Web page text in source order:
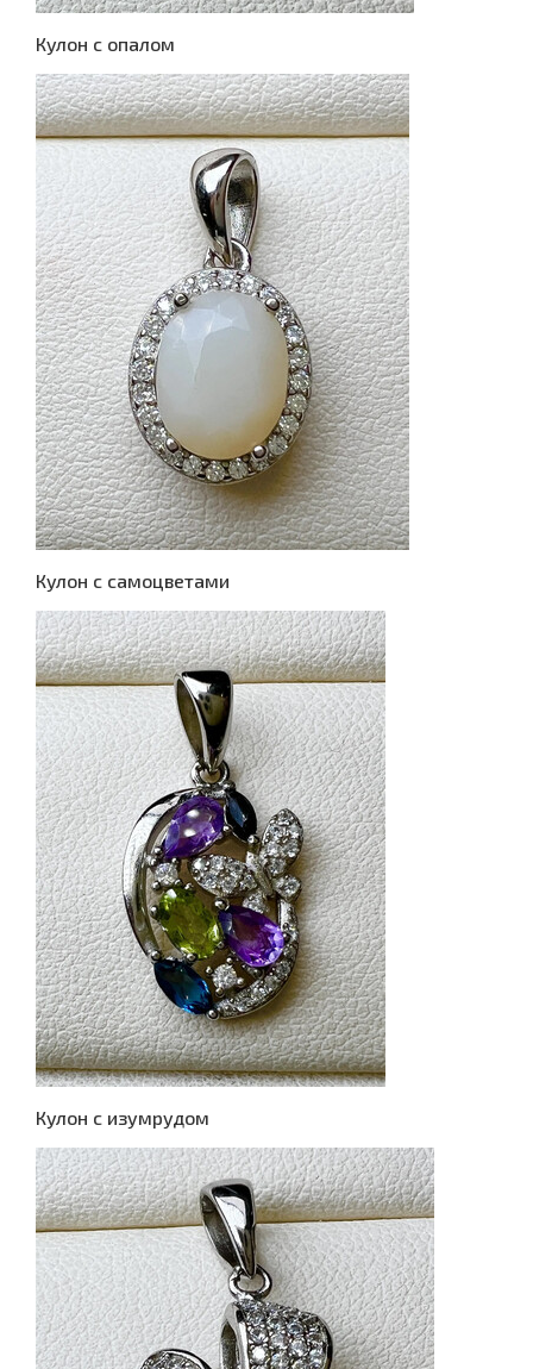
Кулон с опалом
Кулон с самоцветами
Кулон с изумрудом